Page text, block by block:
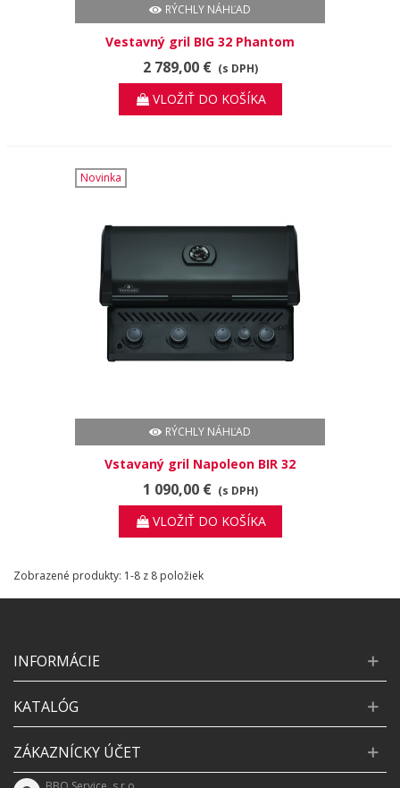
RÝCHLY NÁHĽAD
Vestavný gril BIG 32 Phantom
2 789,00 € (s DPH)
VLOŽIŤ DO KOŠÍKA
Novinka
RÝCHLY NÁHĽAD
Vstavaný gril Napoleon BIR 32
Phantom
1 090,00 € (s DPH)
VLOŽIŤ DO KOŠÍKA
Zobrazené produkty: 1-8 z 8 položiek
INFORMÁCIE
KATALÓG
ZÁKAZNÍCKY ÚČET